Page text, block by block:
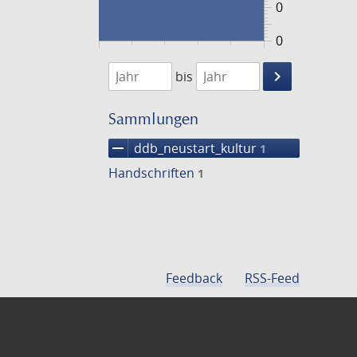
0
0
1474
1475
bis
keyboard_arrow_right
Suche
Sammlungen
remove ddb_neustart_kultur 1
Handschriften 1
Feedback RSS-Feed